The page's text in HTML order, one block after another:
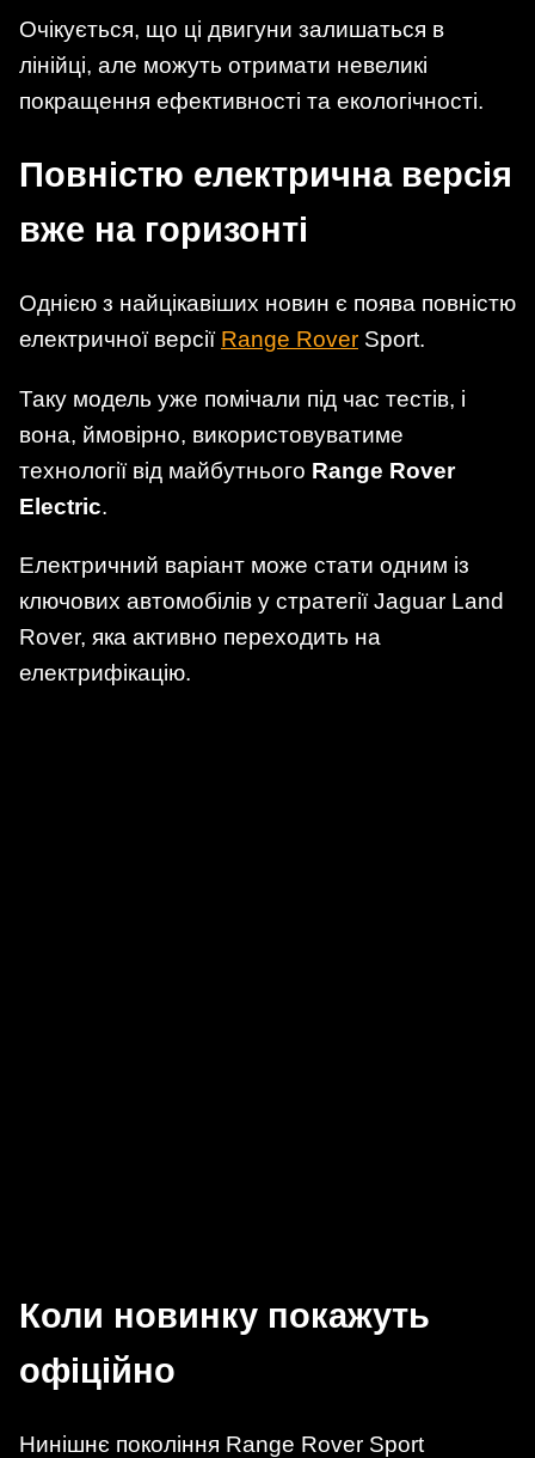
Очікується, що ці двигуни залишаться в
лінійці, але можуть отримати невеликі
покращення ефективності та екологічності.
Повністю електрична версія
вже на горизонті
Однією з найцікавіших новин є поява повністю
електричної версії Range Rover Sport.
Таку модель уже помічали під час тестів, і
вона, ймовірно, використовуватиме
технології від майбутнього Range Rover
Electric.
Електричний варіант може стати одним із
ключових автомобілів у стратегії Jaguar Land
Rover, яка активно переходить на
електрифікацію.
Коли новинку покажуть
офіційно
Нинішнє покоління Range Rover Sport